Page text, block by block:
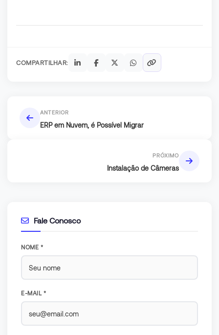
COMPARTILHAR:
ANTERIOR
ERP em Nuvem, é Possível Migrar
PRÓXIMO
Instalação de Câmeras
Fale Conosco
NOME *
E-MAIL *